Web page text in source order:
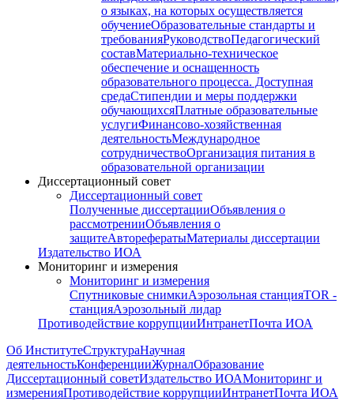
о языках, на которых осуществляется
обучениеОбразовательные стандарты и
требованияРуководствоПедагогический
составМатериально-техническое
обеспечение и оснащенность
образовательного процесса. Доступная
средаСтипендии и меры поддержки
обучающихсяПлатные образовательные
услугиФинансово-хозяйственная
деятельностьМеждународное
сотрудничествоОрганизация питания в
образовательной организации
Диссертационный совет
Диссертационный совет
Полученные диссертацииОбъявления о
рассмотренииОбъявления о
защитеАвторефератыМатериалы диссертации
Издательство ИОА
Мониторинг и измерения
Мониторинг и измерения
Спутниковые снимкиАэрозольная станцияTOR -
станцияАэрозольный лидар
Противодействие коррупцииИнтранетПочта ИОА
Об ИнститутеСтруктураНаучная
деятельностьКонференцииЖурналОбразование
Диссертационный советИздательство ИОАМониторинг и
измеренияПротиводействие коррупцииИнтранетПочта ИОА